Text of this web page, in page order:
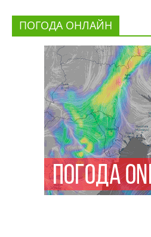
ПОГОДА ОНЛАЙН